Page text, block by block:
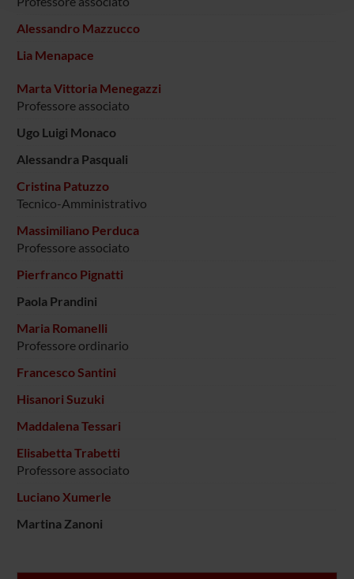
Alessandro Mazzucco
Lia Menapace
Marta Vittoria Menegazzi
Professore associato
Ugo Luigi Monaco
Alessandra Pasquali
Cristina Patuzzo
Tecnico-Amministrativo
Massimiliano Perduca
Professore associato
Pierfranco Pignatti
Paola Prandini
Maria Romanelli
Professore ordinario
Francesco Santini
Hisanori Suzuki
Maddalena Tessari
Elisabetta Trabetti
Professore associato
Luciano Xumerle
Martina Zanoni